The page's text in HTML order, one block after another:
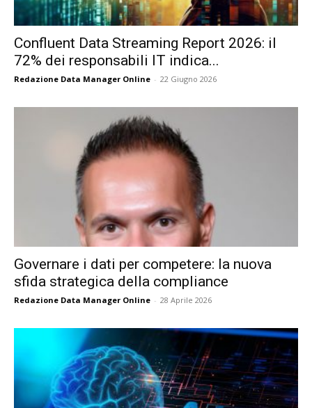
Confluent Data Streaming Report 2026: il
72% dei responsabili IT indica...
Redazione Data Manager Online - 22 Giugno 2026
Governare i dati per competere: la nuova
sfida strategica della compliance
Redazione Data Manager Online - 28 Aprile 2026